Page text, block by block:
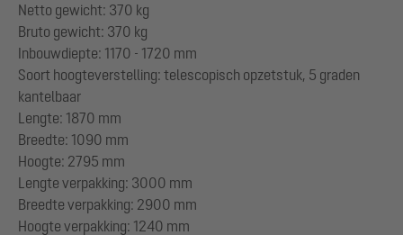
Netto gewicht: 370 kg
Bruto gewicht: 370 kg
Inbouwdiepte: 1170 - 1720 mm
Soort hoogteverstelling: telescopisch opzetstuk, 5 graden
kantelbaar
Lengte: 1870 mm
Breedte: 1090 mm
Hoogte: 2795 mm
Lengte verpakking: 3000 mm
Breedte verpakking: 2900 mm
Hoogte verpakking: 1240 mm